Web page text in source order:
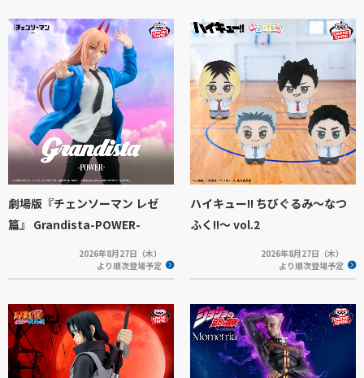
劇場版『チェンソーマン レゼ
篇』 Grandista-POWER-
2026年8月27日（木）
より順次登場予定
ハイキュー!! ちびぐるみ～なつ
ふく!!～ vol.2
2026年8月27日（木）
より順次登場予定